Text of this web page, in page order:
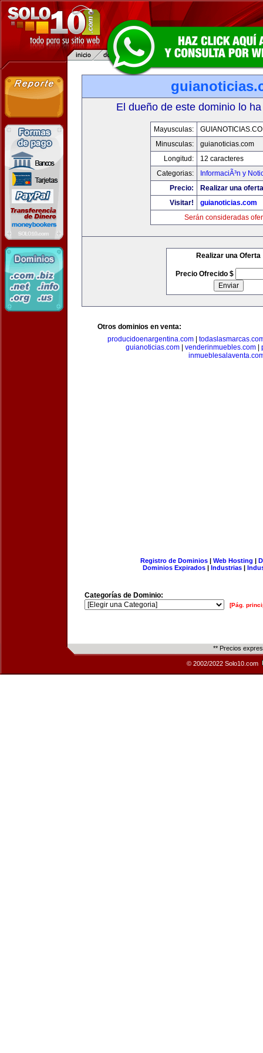
El dueño de este dominio lo
Mayusculas:
Minusculas:
guianoticias.com
Longitud:
12 caracteres
Categorias:
InformaciÃ³n y
Precio:
Realizar una
Visitar!
guianoticias.com
Serán consideradas
Realizar una Oferta
Precio Ofrecido $
Otros dominios en venta:
producidoenargentina.com|
guianoticias.com| venderinmuebles.com|
Registro de Dominios| Web Hosting |
Dominios Expirados | Industrias |
Categorías de Dominio:
[Pág.
** Precios
© 2002/2022 Solo10.com